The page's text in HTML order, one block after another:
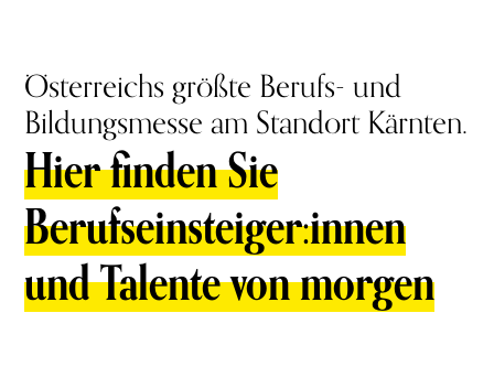
Österreichs größte Berufs- und
Bildungsmesse am Standort Kärnten.
Hier finden Sie
Berufseinsteiger:innen
und Talente von morgen